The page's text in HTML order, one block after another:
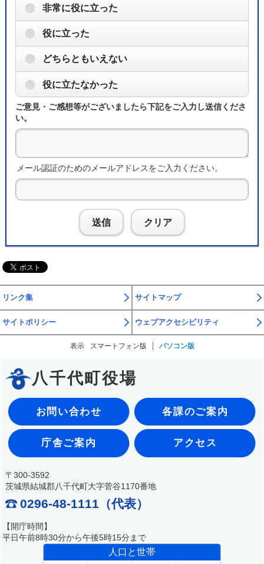
非常に役に立った
役に立った
どちらともいえない
役に立たなかった
ご意見・ご感想等がございましたら下記をご入力し送信くださ
い。
メール認証のためのメールアドレスをご入力ください。
送信 クリア
リンク集 サイトマップ
サイトポリシー ウェブアクセシビリティ
表示 スマートフォン版 パソコン版
八千代町役場
お問い合わせ 各課のご案内
庁舎ご案内 アクセス
〒300-3592
茨城県結城郡八千代町大字菅谷1170番地
0296-48-1111（代表）
【開庁時間】
平日午前8時30分から午後5時15分まで